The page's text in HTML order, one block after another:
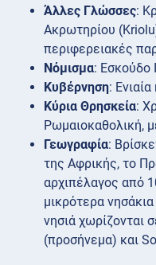
Άλλες Γλώσσες:
Ακρωτηρίου
περιφερειακές
Νόμισμα: Εσκούδο
Κυβέρνηση:
Κύρια Θρησκεία:
Ρωμαιοκαθολική,
Γεωγραφία:
της Αφρικής, το
αρχιπέλαγος από
μικρότερα
νησιά χωρίζονται
(προσήνεμα) και